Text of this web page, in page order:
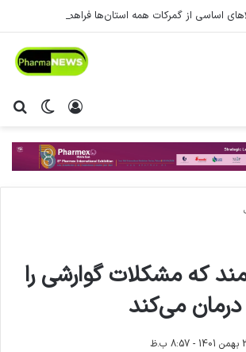
اساسی از گمرکات همه استان‌ها فراهم شد.
تغییر ورود
که مشکلات گوارشی را
می‌کند
ب.ظ